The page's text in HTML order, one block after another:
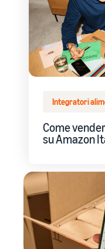
Integratori
Come
su Amazon